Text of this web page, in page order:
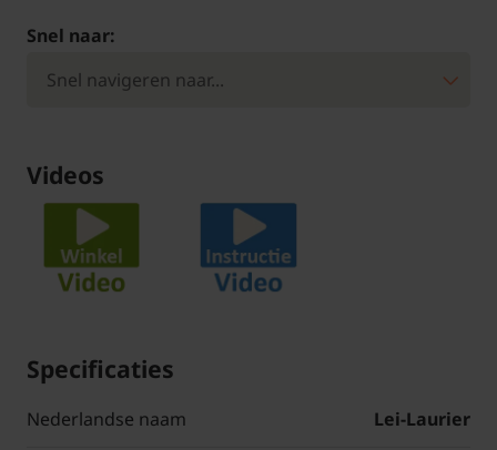
Snel naar:
Videos
Specificaties
Nederlandse naam Lei-Laurier